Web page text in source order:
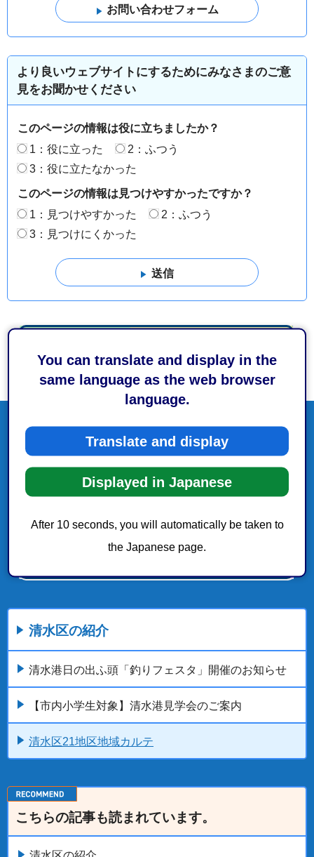
You can translate and display in the
same language as the web browser
language.
Translate and display
Displayed in Japanese
After 10 seconds, you will automatically be taken to
the Japanese page.
より良いウェブサイトにするためにみなさまのご意
見をお聞かせください
このページの情報は役に立ちましたか？
1：役に立った
2：ふつう
3：役に立たなかった
このページの情報は見つけやすかったですか？
1：見つけやすかった
2：ふつう
3：見つけにくかった
清水区の紹介
清水港日の出ふ頭「釣りフェスタ」開催のお知らせ
【市内小学生対象】清水港見学会のご案内
清水区21地区地域カルテ
こちらの記事も読まれています。